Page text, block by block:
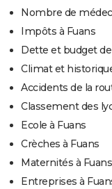
Nombre de
Impôts à Fuans
Dette et budget
Climat et
Accidents de la
Classement des
Ecole à Fuans
Crèches à Fuans
Maternités à Fuans
Entreprises à